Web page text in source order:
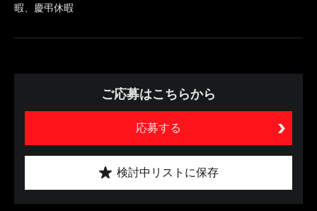
暇、慶弔休暇
ご応募はこちらから
応募する
検討中リストに保存